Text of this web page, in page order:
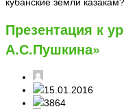
кубанские земли
Презентация к
А.С.Пушкина»
15.01.2016
3864